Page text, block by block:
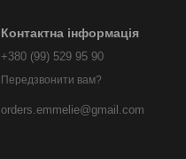
Контактна інформація
+380 (99) 529 95 90
Передзвонити вам?
orders.emmelie@gmail.com